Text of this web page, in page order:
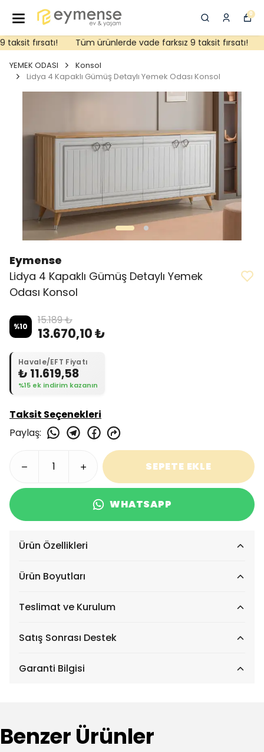
0
fırsatı! Tüm ürünlerde vade farksız 9 taksit fırsatı!
YEMEK ODASI
Konsol
Lidya 4 Kapaklı Gümüş Detaylı Yemek Odası Konsol
Eymense
Lidya 4 Kapaklı Gümüş Detaylı Yemek
Odası Konsol
%10 15.189 ₺
13.670,10 ₺
Havale/EFT Fiyatı
₺ 11.619,58
%15 ek indirim kazanın
Taksit Seçenekleri
Paylaş:
SEPETE EKLE
WHATSAPP
Ürün Özellikleri
Ürün Boyutları
Teslimat ve Kurulum
Satış Sonrası Destek
Garanti Bilgisi
Benzer Ürünler